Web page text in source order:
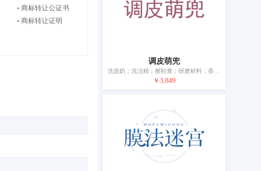
商标转让公证书
商标转让证明
调皮萌兜
洗面奶；洗洁精；擦鞋膏；研磨材料；香料；化妆品；牙膏；香木；宠物用除臭剂；空气芳香剂
￥3,849